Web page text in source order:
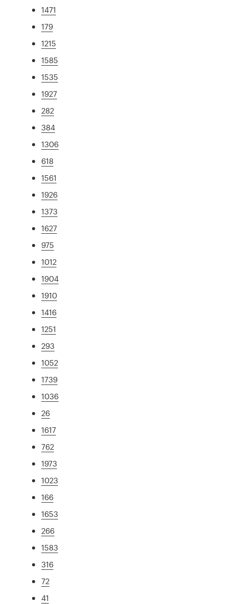
1471
179
1215
1585
1535
1927
282
384
1306
618
1561
1926
1373
1627
975
1012
1904
1910
1416
1251
293
1052
1739
1036
26
1617
762
1973
1023
166
1653
266
1583
316
72
41